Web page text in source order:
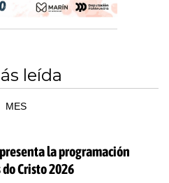
leída
MES
la programación
Cristo 2026